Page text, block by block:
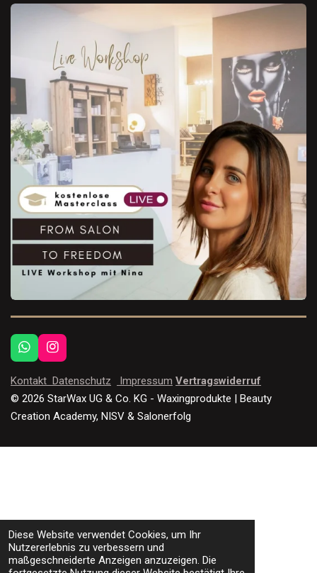
Diese Website verwendet Cookies, um Ihr
Nutzererlebnis zu verbessern und
maßgeschneiderte Anzeigen anzuzeigen. Die
W
h
a
t
s
A
I
n
s
t
a
g
Kontakt Datenschutz Impressum Vertragswiderruf
© 2026 StarWax UG & Co. KG - Waxingprodukte | Beauty
Creation Academy, NISV & Salonerfolg